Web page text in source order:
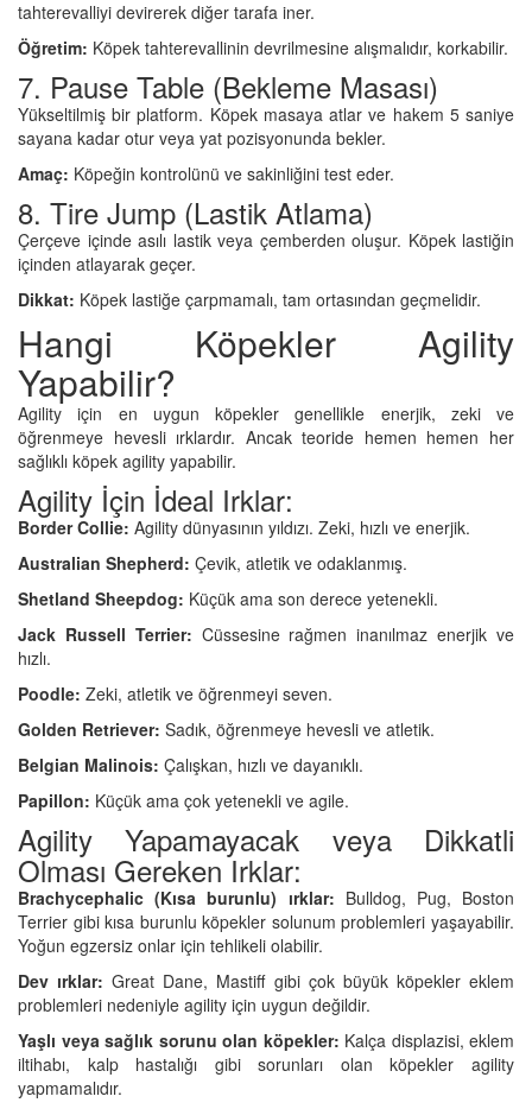
tahterevalliyi devirerek diğer tarafa iner.
Öğretim: Köpek tahterevallinin devrilmesine alışmalıdır, korkabilir.
7. Pause Table (Bekleme Masası)
Yükseltilmiş bir platform. Köpek masaya atlar ve hakem 5 saniye
sayana kadar otur veya yat pozisyonunda bekler.
Amaç: Köpeğin kontrolünü ve sakinliğini test eder.
8. Tire Jump (Lastik Atlama)
Çerçeve içinde asılı lastik veya çemberden oluşur. Köpek lastiğin
içinden atlayarak geçer.
Dikkat: Köpek lastiğe çarpmamalı, tam ortasından geçmelidir.
Hangi Köpekler Agility
Yapabilir?
Agility için en uygun köpekler genellikle enerjik, zeki ve
öğrenmeye hevesli ırklardır. Ancak teoride hemen hemen her
sağlıklı köpek agility yapabilir.
Agility İçin İdeal Irklar:
Border Collie: Agility dünyasının yıldızı. Zeki, hızlı ve enerjik.
Australian Shepherd: Çevik, atletik ve odaklanmış.
Shetland Sheepdog: Küçük ama son derece yetenekli.
Jack Russell Terrier: Cüssesine rağmen inanılmaz enerjik ve
hızlı.
Poodle: Zeki, atletik ve öğrenmeyi seven.
Golden Retriever: Sadık, öğrenmeye hevesli ve atletik.
Belgian Malinois: Çalışkan, hızlı ve dayanıklı.
Papillon: Küçük ama çok yetenekli ve agile.
Agility Yapamayacak veya Dikkatli
Olması Gereken Irklar:
Brachycephalic (Kısa burunlu) ırklar: Bulldog, Pug, Boston
Terrier gibi kısa burunlu köpekler solunum problemleri yaşayabilir.
Yoğun egzersiz onlar için tehlikeli olabilir.
Dev ırklar: Great Dane, Mastiff gibi çok büyük köpekler eklem
problemleri nedeniyle agility için uygun değildir.
Yaşlı veya sağlık sorunu olan köpekler: Kalça displazisi, eklem
iltihabı, kalp hastalığı gibi sorunları olan köpekler agility
yapmamalıdır.